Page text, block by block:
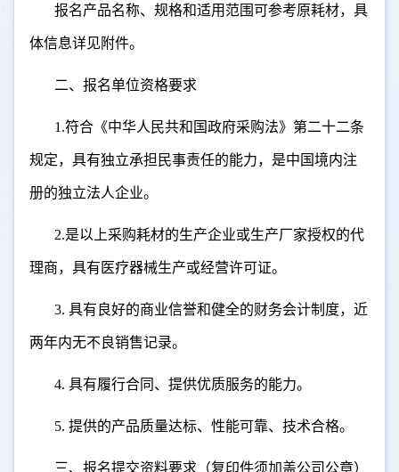
报名产品名称、规格和适用范围可参考原耗材，具
体信息详见附件。
二、报名单位资格要求
1.符合《中华人民共和国政府采购法》第二十二条
规定，具有独立承担民事责任的能力，是中国境内注
册的独立法人企业。
2.是以上采购耗材的生产企业或生产厂家授权的代
理商，具有医疗器械生产或经营许可证。
3. 具有良好的商业信誉和健全的财务会计制度，近
两年内无不良销售记录。
4. 具有履行合同、提供优质服务的能力。
5. 提供的产品质量达标、性能可靠、技术合格。
三、报名提交资料要求（复印件须加盖公司公章）